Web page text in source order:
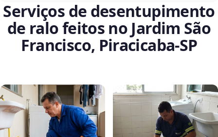
Serviços de desentupimento
de ralo feitos no Jardim São
Francisco, Piracicaba‑SP